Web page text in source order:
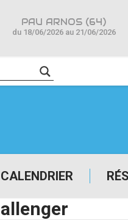
CALENDRIER
PAU ARNOS (64)
du 18/06/2026 au 21/06/2026